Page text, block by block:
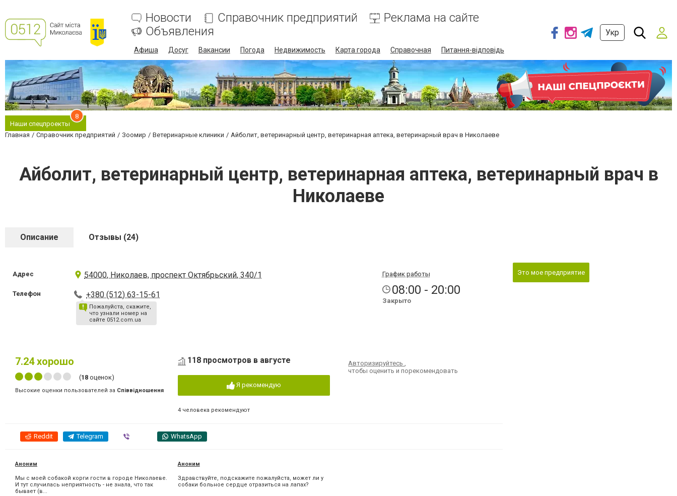
Новости Справочник предприятий
Реклама на сайте
Объявления
Афиша Досуг Вакансии Погода Недвижимость Карта города Справочная Питання-відповідь
Укр
Наши спецпроекты
8
Главная Справочник предприятий Зоомир Ветеринарные клиники Айболит, ветеринарный центр, ветеринарная аптека, ветеринарный врач в Николаеве
Айболит, ветеринарный центр, ветеринарная аптека, ветеринарный врач в
Николаеве
Описание Отзывы (24)
Адрес 54000, Николаев, проспект Октябрьский, 340/1
Телефон +380 (512) 63-15-61
Пожалуйста, скажите,
что узнали номер на
сайте 0512.com.ua
График работы
08:00 - 20:00
Закрыто
7.24хорошо
(18 оценок)
Высокие оценки пользователей за Співвідношення
118 просмотров в августе
Я рекомендую
4 человека рекомендуют
Авторизируйтесь,
чтобы оценить и порекомендовать
Reddit Telegram WhatsApp
Аноним
Мы с моей собакой корги гости в городе Николаеве.
И тут случилась неприятность - не знала, что так
бывает (в...
Аноним
Здравствуйте, подскажите пожалуйста, может ли у
собаки больное сердце отразиться на лапах?
Это мое предприятие